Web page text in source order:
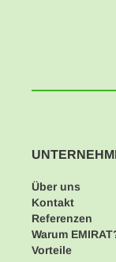
Über uns
Kontakt
Referenzen
Warum
Vorteile